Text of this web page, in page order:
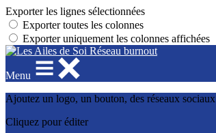
Exporter les lignes sélectionnées
Exporter toutes les colonnes
Exporter uniquement les colonnes affichées
Menu
Ajoutez un logo, un bouton, des réseaux sociaux
Cliquez pour éditer